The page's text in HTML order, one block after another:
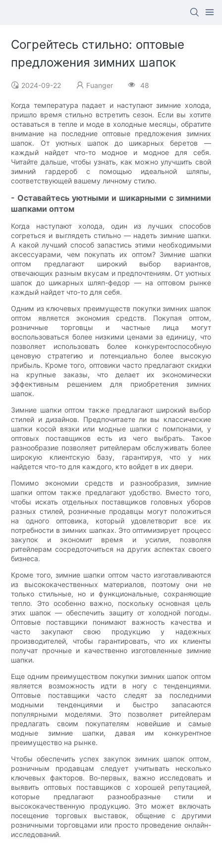
Согрейтесь стильно: оптовые
предложения зимних шапок
2024-09-22 Fuanger 48
Когда температура падает и наступают зимние холода,
пришло время стильно встретить сезон. Если вы хотите
оставаться в тепле и моде в холодные месяцы, обратите
внимание на последние оптовые предложения зимних
шапок. От уютных шапок до шикарных беретов —
каждый найдет что-то модное и модное для себя.
Читайте дальше, чтобы узнать, как можно улучшить свой
зимний гардероб с помощью идеальной шляпы,
соответствующей вашему личному стилю.
- Оставайтесь уютными и шикарными с зимними
шапками оптом
Когда наступают холода, один из лучших способов
согреться и выглядеть стильно — надеть зимние шапки.
А какой лучший способ запастись этими необходимыми
аксессуарами, чем покупать их оптом? Зимние шапки
оптом предлагают широкий выбор вариантов,
отвечающих разным вкусам и предпочтениям. От уютных
шапок до шикарных шляп-федор — на оптовом рынке
каждый найдет что-то для себя.
Одним из ключевых преимуществ покупки зимних шапок
оптом является экономия средств. Покупая оптом,
розничные торговцы и частные лица могут
воспользоваться более низкими ценами за единицу, что
позволяет использовать более конкурентоспособную
ценовую стратегию и потенциально более высокую
прибыль. Кроме того, оптовики часто предлагают скидки
на крупные заказы, что делает их экономически
эффективным решением для приобретения зимних
шапок.
Зимние шапки оптом также предлагают широкий выбор
стилей и дизайнов. Предпочитаете ли вы классические
шапки косой вязки или модные шапки с помпонами, у
оптовых поставщиков есть из чего выбрать. Такое
разнообразие позволяет ритейлерам обслуживать более
широкую клиентскую базу, гарантируя, что у них
найдется что-то для каждого, кто войдет в их двери.
Помимо экономии средств и разнообразия, зимние
шапки оптом также предлагают удобство. Вместо того,
чтобы искать отдельных поставщиков головных уборов
разных стилей, розничные продавцы могут положиться
на одного оптовика, который удовлетворит все их
потребности в зимних шапках. Это оптимизирует процесс
закупок и экономит время и усилия, позволяя
ритейлерам сосредоточиться на других аспектах своего
бизнеса.
Кроме того, зимние шапки оптом часто изготавливаются
из высококачественных материалов, поэтому они не
только стильные, но и функциональные, сохраняющие
тепло. Это особенно важно, поскольку основная цель
этих шапок — обеспечить защиту от холодной погоды.
Оптовые поставщики понимают важность качества и
часто закупают свою продукцию у надежных
производителей, чтобы гарантировать, что их клиенты
получат прочные и качественно изготовленные зимние
шапки.
Еще одним преимуществом покупки зимних шапок оптом
является возможность идти в ногу с тенденциями.
Оптовые поставщики часто следят за последними
модными тенденциями и быстро запасаются
популярными моделями. Это позволяет ритейлерам
предлагать своим покупателям новейшие и самые
модные зимние шапки, давая им конкурентное
преимущество на рынке.
Чтобы обеспечить успех закупок зимних шапок оптом,
розничным продавцам следует учитывать несколько
ключевых факторов. Во-первых, важно исследовать и
выявить оптовых поставщиков с хорошей репутацией,
которые предлагают разнообразные стили и
высококачественную продукцию. Это может включать
посещение торговых выставок, общение с другими
розничными торговцами или просто проведение онлайн-
исследований.